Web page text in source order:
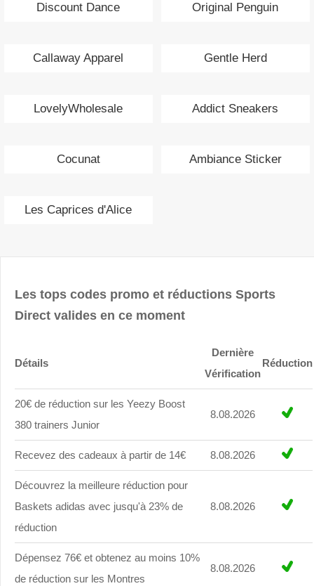
Discount Dance Original Penguin
Callaway Apparel Gentle Herd
LovelyWholesale Addict Sneakers
Cocunat Ambiance Sticker
Les Caprices d'Alice
Les tops codes promo et réductions Sports
Direct valides en ce moment
Détails
Dernière
Vérification
Réduction
20€ de réduction sur les Yeezy Boost
380 trainers Junior
8.08.2026
Recevez des cadeaux à partir de 14€ 8.08.2026
Découvrez la meilleure réduction pour
Baskets adidas avec jusqu'à 23% de
réduction
8.08.2026
Dépensez 76€ et obtenez au moins 10%
de réduction sur les Montres
8.08.2026